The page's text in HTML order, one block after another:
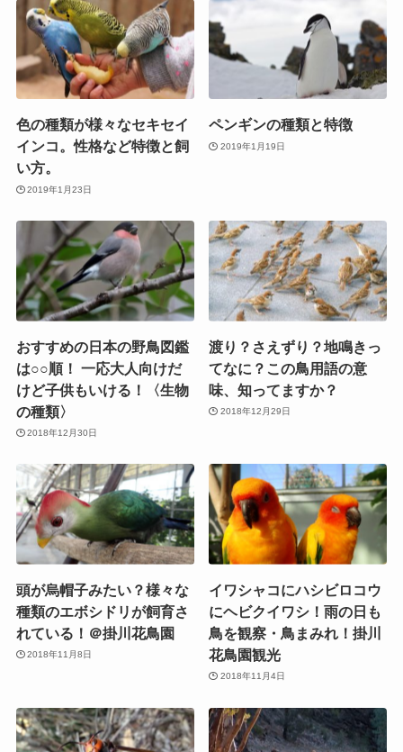
色の種類が様々なセキセイ
インコ。性格など特徴と飼
い方。
2019年1月23日
ペンギンの種類と特徴
2019年1月19日
おすすめの日本の野鳥図鑑
は○○順！ 一応大人向けだ
けど子供もいける！〈生物
の種類〉
2018年12月30日
渡り？さえずり？地鳴きっ
てなに？この鳥用語の意
味、知ってますか？
2018年12月29日
頭が烏帽子みたい？様々な
種類のエボシドリが飼育さ
れている！＠掛川花鳥園
2018年11月8日
イワシャコにハシビロコウ
にヘビクイワシ！雨の日も
鳥を観察・鳥まみれ！掛川
花鳥園観光
2018年11月4日